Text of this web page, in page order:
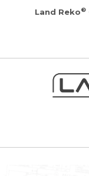
Land Reko®